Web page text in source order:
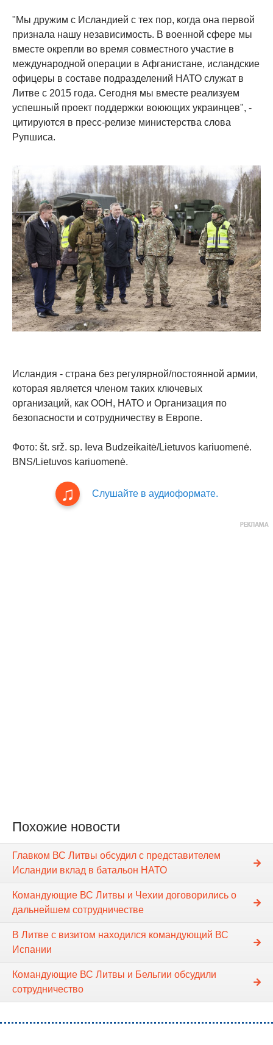
"Мы дружим с Исландией с тех пор, когда она первой
признала нашу независимость. В военной сфере мы
вместе окрепли во время совместного участие в
международной операции в Афганистане, исландские
офицеры в составе подразделений НАТО служат в
Литве с 2015 года. Сегодня мы вместе реализуем
успешный проект поддержки воюющих украинцев", -
цитируются в пресс-релизе министерства слова
Рупшиса.
Исландия - страна без регулярной/постоянной армии,
которая является членом таких ключевых
организаций, как ООН, НАТО и Организация по
безопасности и сотрудничеству в Европе.
Фото: št. srž. sp. Ieva Budzeikaitė/Lietuvos kariuomenė.
BNS/Lietuvos kariuomenė.
Слушайте в аудиоформате.
Похожие новости
Главком ВС Литвы обсудил с представителем
Исландии вклад в батальон НАТО
Командующие ВС Литвы и Чехии договорились о
дальнейшем сотрудничестве
В Литве с визитом находился командующий ВС
Испании
Командующие ВС Литвы и Бельгии обсудили
сотрудничество